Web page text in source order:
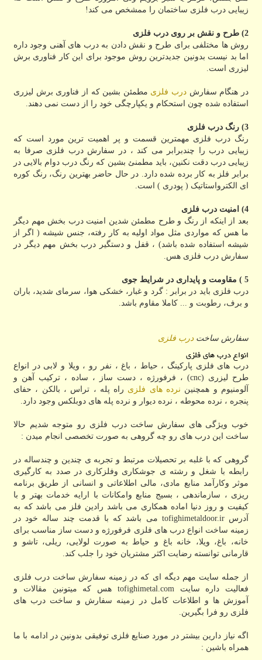
زیبایی درب فلزی ساختمان را ممشخص می کند!
2) طرح و نقش بر روی درب فلزی
روش ها مختلفی برای طرح و نقش دادن به درب های آهنی وجود داره
اما بد نیست بدونین جدیدترین روش موجود برای این کار فناوری برش
لیزری است.
در هنگام سفارش درب فلزی مطمئن بشین که از فناوری برش لیزری
استفاده شده چون استحکام و یکپارچگی خود را از دست نمی دهند.
3) رنگ درب فلزی
رنگ درب فلزی مهمترین قسمت و پر اهمیت ترین مورد است که
زیبایی درب را چندبرابر می کند ، در سفارش درب فلزی صرفا به
زیبایی درب دقت نکنین، باید مطمنئ بشین که رنگ درب دوام بالایی در
برابر فلز به کار برده شده دارد. در حال حاضر بهترین رنگ، رنگ کوره
ای الکترواستاتیک ( پودری ) است.
4) امنیت درب فلزی
بعد از اینکه از رنگ و طرح مطمئن شدین امنیت درب بخش مهم دیگر
ما هس که مواردی مثل مواد اولیه به کار رفته، جنس شیشه ( اگر از
شیشه استفاده شده باشد) ، قفل و دستگیر درب بخش مهم دیگر در
سفارش درب فلزی هس.
5 ) مقاومت و پایداری در شرایط جوی
درب فلزی باید در برابر : گرد و غبار، خشکی هوا، سرمای شدید، باران
و برف، رطوبت و ... کاملا مقاوم باشد.
سفارش ساخت درب فلزی
انواع درب های فلزی
درب های فلزی پارکینگ ، حیاط ، باغ ، نفر رو ، ویلا و لابی در انواع
طرح لیزری (cnc) ، فرفورژه ، دست ساز ، ساده ، ترکیب آهن و
آلومنیوم و همچنین نرده های فلزی راه پله ، تراس ، بالکن ، حفای
پنجره ، نرده محوطه ، نرده دیوار و نرده پله های دوبلکس وجود دارد.
خوب ویژگی های سفارش ساخت درب فلزی رو متوجه شدیم حالا
ساخت این درب های رو چه گروهی به صورت تخصصی انجام میدن :
گروهی که با غلبه بر تحصیلات مرتبط و تجربه ی چندین و چندساله در
رابطه با شغل و رشته ی جوشکاری وفلزکاری در صدد به کارگیری
موثر وکارآمد منابع مادی، مالی اطلاعاتی و انسانی از طریق برنامه
ریزی ، سازماندهی ، بسیج منابع وامکانات با ارایه خدمات بهتر و با
کیفیت و روز دنیا اماده همکاری می باشد رادین فلز می باشد که به
آدرس tofighimetaldoor.ir می باشد که با قدمت چند ساله خود در
زمینه ساخت انواع درب های فلزی فرفورژه و دست ساز مناسب برای
خانه، باغ، ویلا، خانه باغ و حیاط به صورت لولایی، ریلی، تاشو و
قارمانی توانسته رضایت اکثر مشتریان خود را جلب کند.
از جمله سایت مهم دیگه ای که در زمینه سفارش ساخت درب فلزی
فعالیت داره سایت tofighimetal.com هس که میتونین مقالات و
آموزش ها و اطلاعات کامل در زمینه سفارش و ساخت درب های
فلزی رو فرا بگیرین.
اگه نیاز دارین بیشتر در مورد صنایع فلزی توفیقی بدونین در ادامه با ما
همراه باشین :